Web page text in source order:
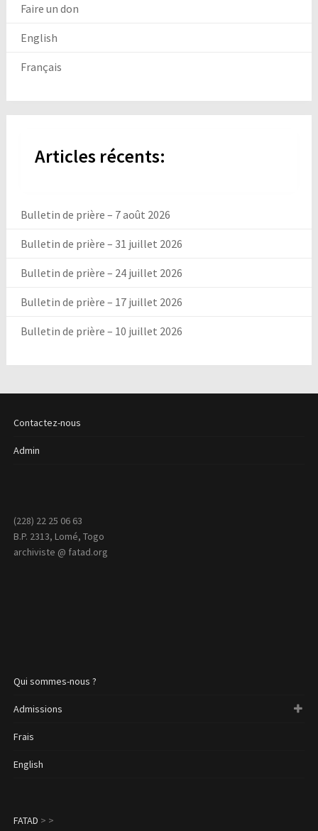
Faire un don
English
Français
Articles récents:
Bulletin de prière – 7 août 2026
Bulletin de prière – 31 juillet 2026
Bulletin de prière – 24 juillet 2026
Bulletin de prière – 17 juillet 2026
Bulletin de prière – 10 juillet 2026
Contactez-nous
Admin
(228) 22 25 06 63
B.P. 2313, Lomé, Togo
archiviste @ fatad.org
Qui sommes-nous ?
Admissions
Frais
English
FATAD > >